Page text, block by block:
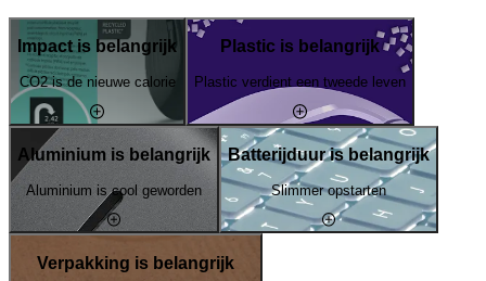
Impact is belangrijk
CO2 is de nieuwe calorie
Plastic is belangrijk
Plastic verdient een tweede leven
Aluminium is belangrijk
Aluminium is cool geworden
Batterijduur is belangrijk
Slimmer opstarten
Verpakking is belangrijk